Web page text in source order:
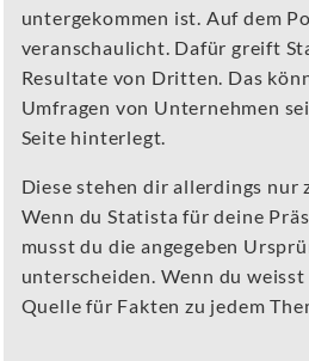
untergekommen ist. Auf dem
veranschaulicht. Dafür greift
Resultate von Dritten. Das
Umfragen von Unternehmen
Seite hinterlegt.
Diese stehen dir allerdings
Wenn du Statista für deine
musst du die angegeben
unterscheiden. Wenn du
Quelle für Fakten zu jedem